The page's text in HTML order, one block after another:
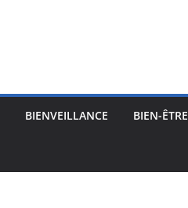
BIENVEILLANCE BIEN-ÊTRE